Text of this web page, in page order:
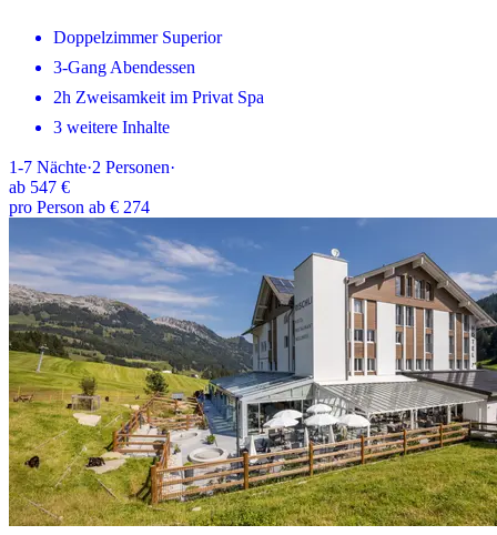
Doppelzimmer Superior
3-Gang Abendessen
2h Zweisamkeit im Privat Spa
3 weitere Inhalte
1-7 Nächte·2 Personen·
ab 547 €
pro Person ab € 274